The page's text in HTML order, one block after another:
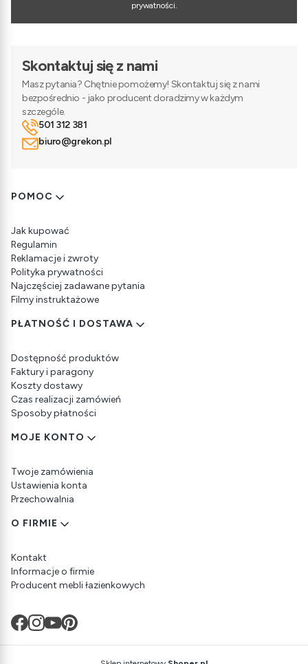
prywatności.
Skontaktuj się z nami
Masz pytania? Chętnie pomożemy! Skontaktuj się z nami
bezpośrednio - jako producent doradzimy w każdym
szczególe.
501 312 381
biuro@grekon.pl
Linki w stopce
POMOC
Jak kupować
Regulamin
Reklamacje i zwroty
Polityka prywatności
Najczęściej zadawane pytania
Filmy instruktażowe
PŁATNOŚĆ I DOSTAWA
Dostępność produktów
Faktury i paragony
Koszty dostawy
Czas realizacji zamówień
Sposoby płatności
MOJE KONTO
Twoje zamówienia
Ustawienia konta
Przechowalnia
O FIRMIE
Kontakt
Informacje o firmie
Producent mebli łazienkowych